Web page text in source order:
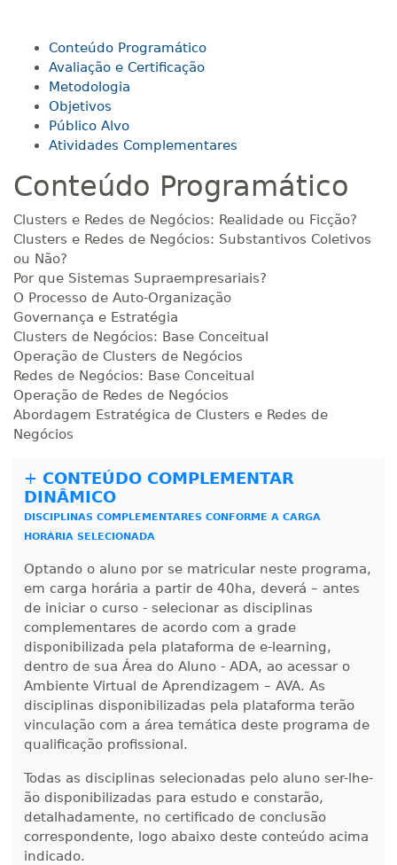
140 H 18dias 60dias
160 H 20 dias
180 H 23dias 90dias
R$ 892,23
200 H
R$ 991,36
220 H 28dias 90dias
240 H 30 dias 90dias
Matricular
260 H 33dias 90dias
Matricular
280 H 35dias
R$ 1.387,93
300 H 38 dias 120dias
R$ 1.487,06
320 H 40 dias dias
R$ 1.586,20
Matricular
340 H 43dias 120
R$ 1.685,33
360 H 45dias 120dias
R$ 1.784,48
Matricular
Conteúdo Programático
Avaliação e Certificação
Metodologia
Objetivos
Público Alvo
Atividades Complementares
Conteúdo Programático
Clusters e Redes de Negócios: Realidade ou Ficção?
Clusters e Redes de Negócios: Substantivos Coletivos
ou Não?
Por que Sistemas Supraempresariais?
O Processo de Auto-Organização
Governança e Estratégia
Clusters de Negócios: Base Conceitual
Operação de Clusters de Negócios
Redes de Negócios: Base Conceitual
Operação de Redes de Negócios
Abordagem Estratégica de Clusters e Redes de
Negócios
+ CONTEÚDO COMPLEMENTAR
DINÂMICO
DISCIPLINAS COMPLEMENTARES CONFORME A CARGA
HORÁRIA SELECIONADA
Optando o aluno por se matricular neste programa,
em carga horária a partir de 40ha, deverá – antes
de iniciar o curso - selecionar as disciplinas
complementares de acordo com a grade
disponibilizada pela plataforma de e-learning,
dentro de sua Área do Aluno - ADA, ao acessar o
Ambiente Virtual de Aprendizagem – AVA. As
disciplinas disponibilizadas pela plataforma terão
vinculação com a área temática deste programa de
qualificação profissional.
Todas as disciplinas selecionadas pelo aluno ser-lhe-
ão disponibilizadas para estudo e constarão,
detalhadamente, no certificado de conclusão
correspondente, logo abaixo deste conteúdo acima
indicado.